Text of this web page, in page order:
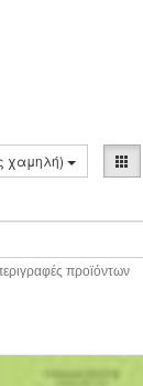
χαμηλή)
προϊόντων